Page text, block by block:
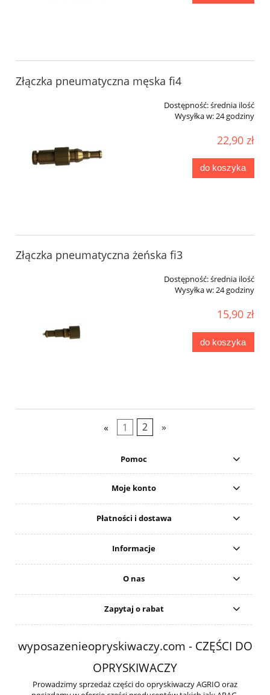
Złączka pneumatyczna męska fi4
Dostępność:średnia ilość
Wysyłka w:24 godziny
22,90 zł
do koszyka
Złączka pneumatyczna żeńska fi3
Dostępność:średnia ilość
Wysyłka w:24 godziny
15,90 zł
do koszyka
« 1 2 »
Pomoc
Moje konto
Płatności i dostawa
Informacje
O nas
Zapytaj o rabat
wyposazenieopryskiwaczy.com - CZĘŚCI DO
OPRYSKIWACZY
Prowadzimy sprzedaż części do opryskiwaczy AGRIO oraz